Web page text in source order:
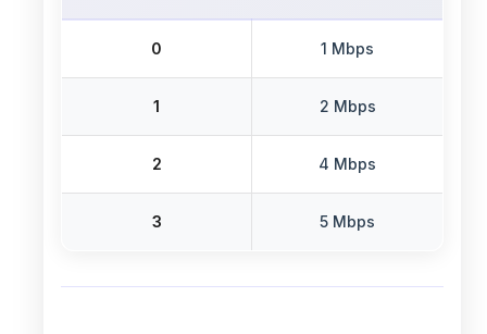
0 1 Mbps
1 2 Mbps
2 4 Mbps
3 5 Mbps